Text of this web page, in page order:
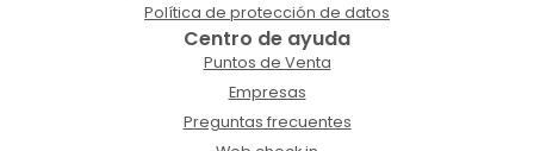
Política de protección de datos
Centro de ayuda
Puntos de Venta
Empresas
Preguntas frecuentes